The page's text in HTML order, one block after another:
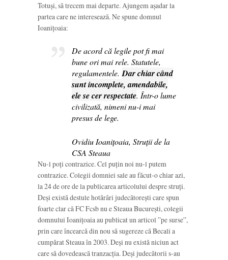
Totuși, să trecem mai departe. Ajungem așadar la
partea care ne interesează. Ne spune domnul
Ioanițoaia:
De acord că legile pot fi mai
bune ori mai rele. Statutele,
regulamentele. Dar chiar când
sunt incomplete, amendabile,
ele se cer respectate. Într-o lume
civilizată, nimeni nu-i mai
presus de lege.
Ovidiu Ioanițoaia, Struții de la
CSA Steaua
Nu-l poți contrazice. Cel puțin noi nu-l putem
contrazice. Colegii domniei sale au făcut-o chiar azi,
la 24 de ore de la publicarea articolului despre struți.
Deși există destule hotărâri judecătorești care spun
foarte clar că FC Fcsb nu e Steaua București, colegii
domnului Ioanițoaia au publicat un articol ”pe surse”,
prin care încearcă din nou să sugereze că Becali a
cumpărat Steaua în 2003. Deși nu există niciun act
care să dovedească tranzacția. Deși judecătorii s-au